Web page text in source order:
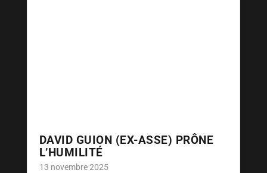
DAVID GUION (EX-ASSE) PRÔNE
L’HUMILITÉ
13 novembre 2025